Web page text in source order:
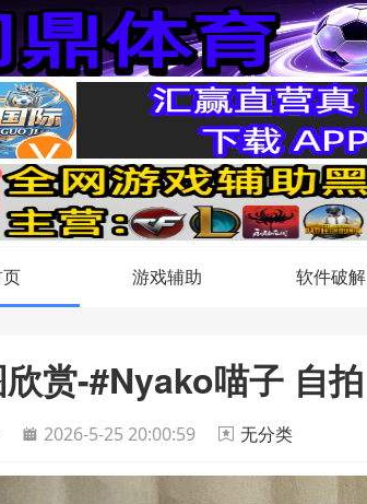
游戏辅助 软件破解
赏-#Nyako喵子 自拍
2026-5-25 20:00:59 无分类